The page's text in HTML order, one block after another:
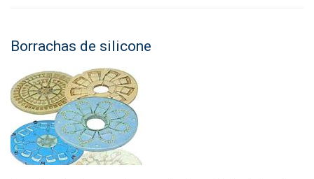
Borrachas de silicone